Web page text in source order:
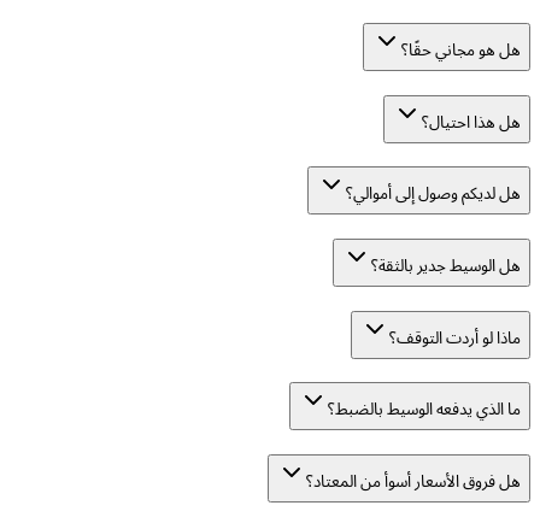
هل هو مجاني حقًا؟
هل هذا احتيال؟
هل لديكم وصول إلى أموالي؟
هل الوسيط جدير بالثقة؟
ماذا لو أردت التوقف؟
ما الذي يدفعه الوسيط بالضبط؟
هل فروق الأسعار أسوأ من المعتاد؟